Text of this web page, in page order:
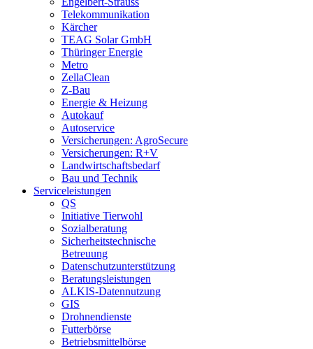
Telekommunikation
Kärcher
TEAG Solar GmbH
Thüringer Energie
Metro
ZellaClean
Z-Bau
Energie & Heizung
Autokauf
Autoservice
Versicherungen: AgroSecure
Versicherungen: R+V
Landwirtschaftsbedarf
Bau und Technik
Service­­leistungen
QS
Initiative Tierwohl
Sozialberatung
Sicherheitstechnische
Betreuung
Datenschutzunterstützung
Beratungsleistungen
ALKIS-Datennutzung
GIS
Drohnendienste
Futterbörse
Betriebsmittelbörse